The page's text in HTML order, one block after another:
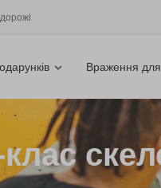
Враження